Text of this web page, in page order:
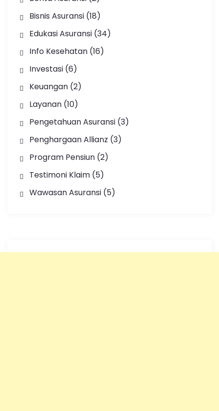
Bisnis Asuransi(18)
Edukasi Asuransi(34)
Info Kesehatan(16)
Investasi(6)
Keuangan(2)
Layanan(10)
Pengetahuan Asuransi(3)
Penghargaan Allianz (3)
Program Pensiun(2)
Testimoni Klaim(5)
Wawasan Asuransi(5)